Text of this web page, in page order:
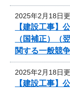
2025年2月18日
【建設工事】
（国補正）（
関する一般競
2025年2月18日
【建設工事】